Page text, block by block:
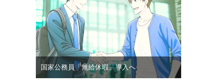
国家公務員「無給休暇」導入へ